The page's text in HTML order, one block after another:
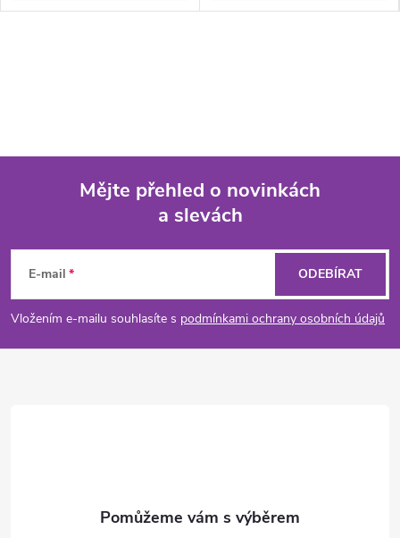
p
a
Mějte přehled o novinkách
a slevách
E-mail
Vložením e-mailu souhlasíte s podmínkami ochrany osobních údajů
ODEBÍRAT